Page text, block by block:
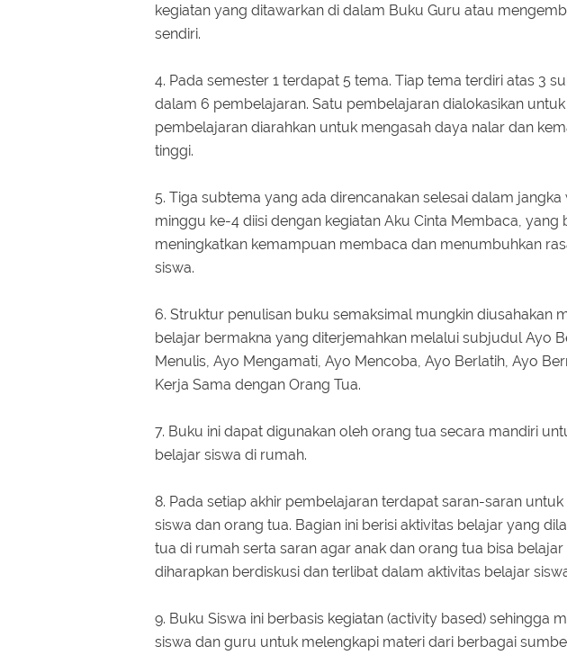
kegiatan yang ditawarkan di dalam Buku Guru atau
sendiri.
4. Pada semester 1 terdapat 5 tema. Tiap tema terdiri atas 3
dalam 6 pembelajaran. Satu pembelajaran dialokasikan untuk
pembelajaran diarahkan untuk mengasah daya nalar dan
tinggi.
5. Tiga subtema yang ada direncanakan selesai dalam
minggu ke-4 diisi dengan kegiatan Aku Cinta Membaca, yang
meningkatkan kemampuan membaca dan menumbuhkan
siswa.
6. Struktur penulisan buku semaksimal mungkin diusahakan
belajar bermakna yang diterjemahkan melalui subjudul Ayo
Menulis, Ayo Mengamati, Ayo Mencoba, Ayo Berlatih, Ayo
Kerja Sama dengan Orang Tua.
7. Buku ini dapat digunakan oleh orang tua secara mandiri
belajar siswa di rumah.
8. Pada setiap akhir pembelajaran terdapat saran-saran
siswa dan orang tua. Bagian ini berisi aktivitas belajar yang
tua di rumah serta saran agar anak dan orang tua bisa
diharapkan berdiskusi dan terlibat dalam aktivitas belajar
9. Buku Siswa ini berbasis kegiatan (activity based) sehingga
siswa dan guru untuk melengkapi materi dari berbagai